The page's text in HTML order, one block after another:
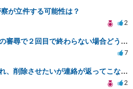
が立件する可能性は？
2
開示請求の仮処分での審尋で２回目で終わらない場合どうしたらいいですか
7
無断で動画を撮影され、削除させたいが連絡が返ってこない。
2